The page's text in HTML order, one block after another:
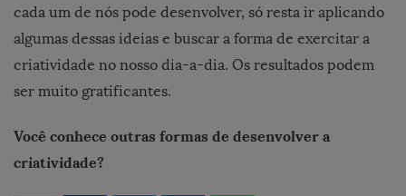
cada um de nós pode desenvolver, só resta ir aplicando
algumas dessas ideias e buscar a forma de exercitar a
criatividade no nosso dia-a-dia. Os resultados podem
ser muito gratificantes.
Você conhece outras formas de desenvolver a
criatividade?